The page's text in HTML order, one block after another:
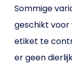
Sommige
geschikt voor
etiket te
er geen